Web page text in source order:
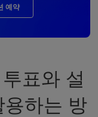
예약
표와 설
하는 방